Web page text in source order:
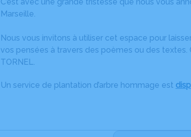
Marseille.
Nous vous invitons à utiliser cet espace pour
vos pensées à travers des poèmes ou des
TORNEL.
Un service de plantation d’arbre hommage est